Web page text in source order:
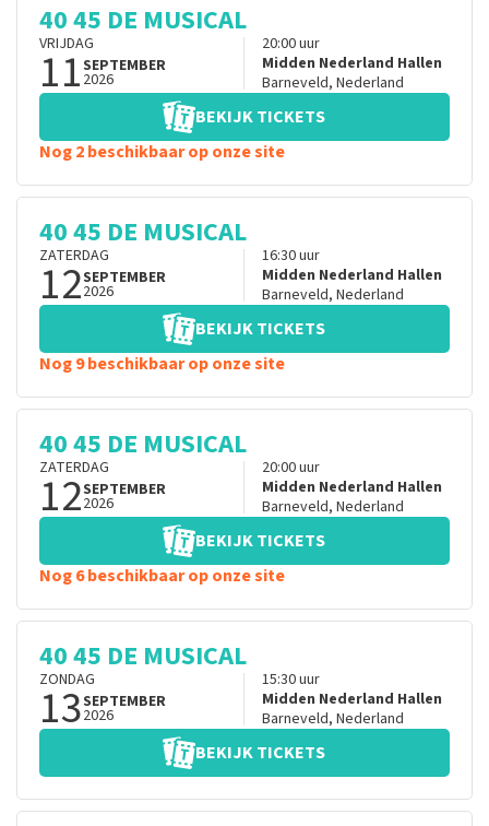
40 45 DE MUSICAL
VRIJDAG
11SEPTEMBER
2026
20:00uur
Midden Nederland Hallen
Barneveld, Nederland
BEKIJK TICKETS
Nog 2 beschikbaar op onze site
40 45 DE MUSICAL
ZATERDAG
12SEPTEMBER
2026
16:30uur
Midden Nederland Hallen
Barneveld, Nederland
BEKIJK TICKETS
Nog 9 beschikbaar op onze site
40 45 DE MUSICAL
ZATERDAG
12SEPTEMBER
2026
20:00uur
Midden Nederland Hallen
Barneveld, Nederland
BEKIJK TICKETS
Nog 6 beschikbaar op onze site
40 45 DE MUSICAL
ZONDAG
13SEPTEMBER
2026
15:30uur
Midden Nederland Hallen
Barneveld, Nederland
BEKIJK TICKETS